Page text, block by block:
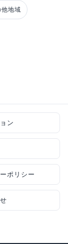
他地域
ン
ポリシー